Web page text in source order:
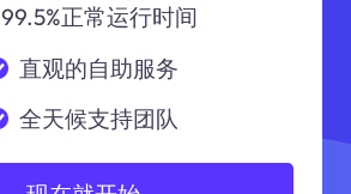
99.5%正常运行时间
直观的自助服务
全天候支持团队